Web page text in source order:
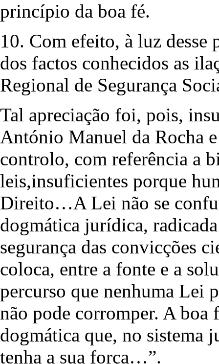
princípio da boa fé.
10. Com efeito, à luz
dos factos conhecidos as
Regional de Segurança
Tal apreciação foi, pois,
António Manuel da Rocha
controlo, com referência a
leis,insuficientes porque
Direito…A Lei não se
dogmática jurídica,
segurança das convicções
coloca, entre a fonte e a
percurso que nenhuma Lei
não pode corromper. A boa
dogmática que, no sistema
tenha a sua força…”.